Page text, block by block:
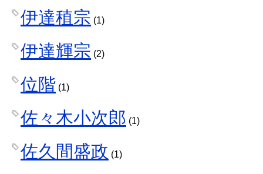
伊達稙宗 (1)
伊達輝宗 (2)
位階 (1)
佐々木小次郎 (1)
佐久間盛政 (1)